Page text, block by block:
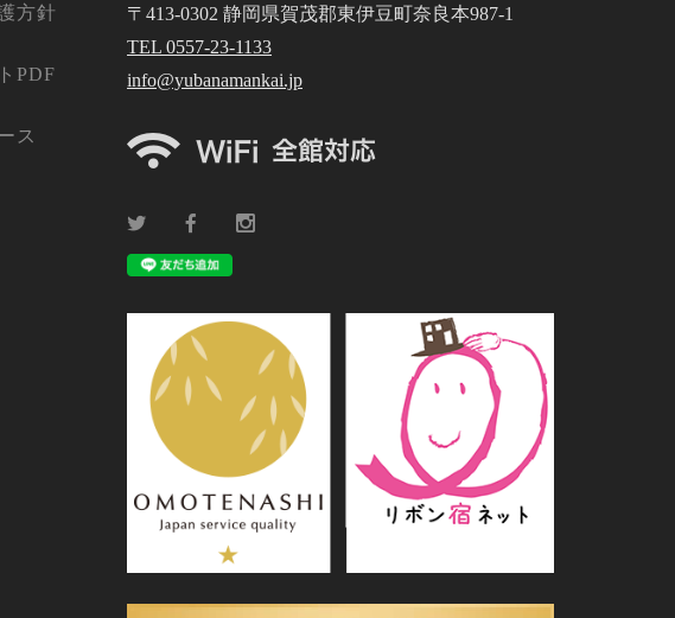
方針
PDF
ス
〒413-0302 静岡県賀茂郡東伊豆町奈良本987-1
TEL 0557-23-1133
info@yubanamankai.jp